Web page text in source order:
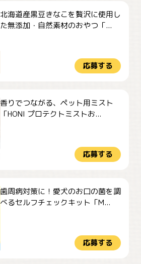
北海道産黒豆きなこを贅沢に使用し
た無添加・自然素材のおやつ「...
応募する
香りでつながる、ペット用ミスト
「HONI プロテクトミストお...
応募する
歯周病対策に！愛犬のお口の菌を調
べるセルフチェックキット「M...
応募する